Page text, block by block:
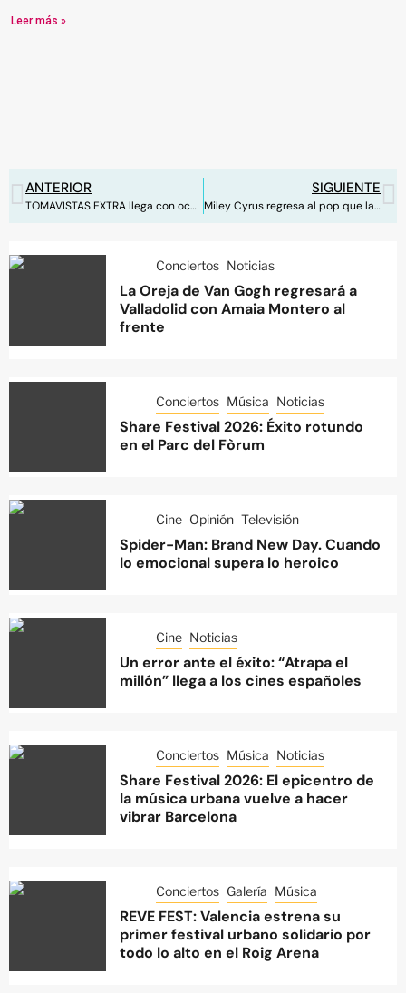
Leer más »
ANTERIOR
TOMAVISTAS EXTRA llega con ocho noches únicas de música en Madrid
SIGUIENTE
Miley Cyrus regresa al pop que la hizo una estrella con ‘Midnight Sky’
Conciertos Noticias
La Oreja de Van Gogh regresará a
Valladolid con Amaia Montero al
frente
Conciertos Música Noticias
Share Festival 2026: Éxito rotundo
en el Parc del Fòrum
Cine Opinión Televisión
Spider-Man: Brand New Day. Cuando
lo emocional supera lo heroico
Cine Noticias
Un error ante el éxito: “Atrapa el
millón” llega a los cines españoles
Conciertos Música Noticias
Share Festival 2026: El epicentro de
la música urbana vuelve a hacer
vibrar Barcelona
Conciertos Galería Música
REVE FEST: Valencia estrena su
primer festival urbano solidario por
todo lo alto en el Roig Arena